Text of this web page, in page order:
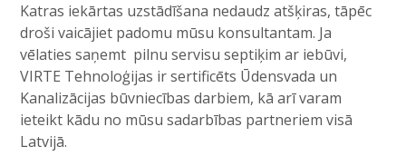
Katras iekārtas uzstādīšana nedaudz atšķiras, tāpēc
droši vaicājiet padomu mūsu konsultantam. Ja
vēlaties saņemt pilnu servisu septiķim ar iebūvi,
VIRTE Tehnoloģijas ir sertificēts Ūdensvada un
Kanalizācijas būvniecības darbiem, kā arī varam
ieteikt kādu no mūsu sadarbības partneriem visā
Latvijā.